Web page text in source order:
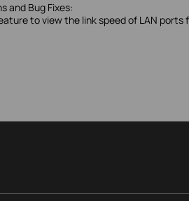
and Bug Fixes:
to view the link speed of LAN ports